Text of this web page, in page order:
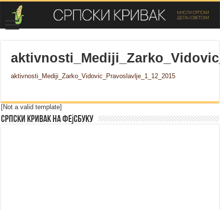
aktivnosti_Mediji_Zarko_Vidovic_Pravoslavlje_1_12_2015
[Not a valid template]
Српски Кривак на Фејсбуку